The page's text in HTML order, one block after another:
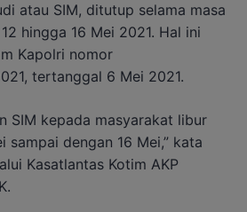
atau SIM, ditutup selama masa
hingga 16 Mei 2021. Hal ini
Kapolri nomor
tertanggal 6 Mei 2021.
SIM kepada masyarakat libur
sampai dengan 16 Mei,” kata
Kasatlantas Kotim AKP